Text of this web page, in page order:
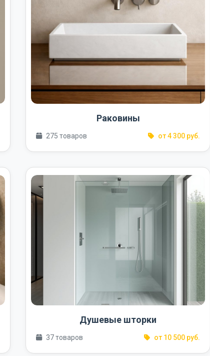
Раковины
275 товаров от 4 300 руб.
Душевые шторки
37 товаров от 10 500 руб.